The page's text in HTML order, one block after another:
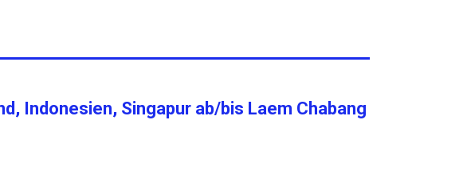
Indonesien, Singapur ab/bis Laem Chabang